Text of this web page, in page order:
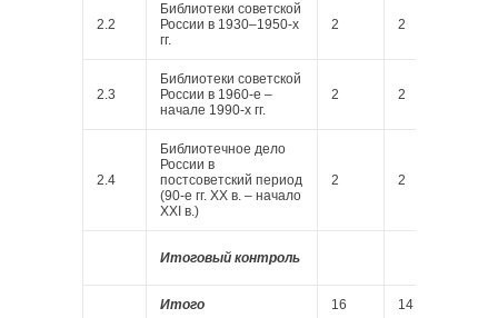
2.2
Библиотеки советской
России в 1930–1950-х
гг.
2 2
2.3
Библиотеки советской
России в 1960-е –
начале 1990-х гг.
2 2
2.4
Библиотечное дело
России в
постсоветский период
(90-е гг. ХХ в. – начало
ХХI в.)
2 2
Итоговый контроль
Итого 16 14